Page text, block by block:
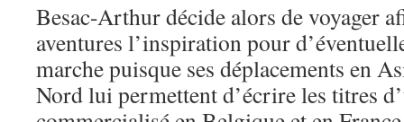
Besac-Arthur décide alors de voyager
aventures l’inspiration pour
marche puisque ses déplacements en
Nord lui permettent d’écrire les titres